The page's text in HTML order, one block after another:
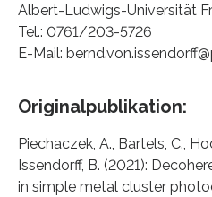
Albert-Ludwigs-Universität
Tel.: 0761/203-5726
E-Mail:
Originalpublikation:
Piechaczek, A., Bartels, C.,
Issendorff, B. (2021):
in simple metal cluster